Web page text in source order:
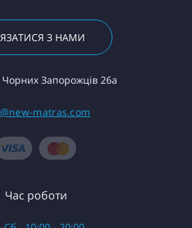
З НАМИ
Чорних Запорожців 26а
matras.com
Час роботи